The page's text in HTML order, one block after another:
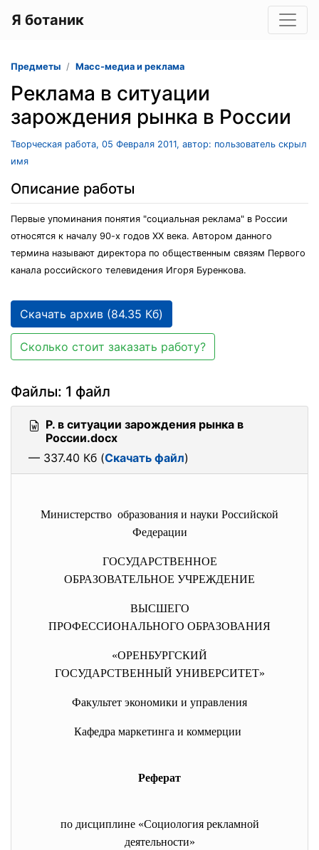
Я ботаник
Предметы Масс-медиа и реклама
Реклама в ситуации
зарождения рынка в России
Творческая работа, 05 Февраля 2011, автор: пользователь скрыл
имя
Описание работы
Первые упоминания понятия "социальная реклама" в России
относятся к началу 90-х годов ХХ века. Автором данного
термина называют директора по общественным связям Первого
канала российского телевидения Игоря Буренкова.
Скачать архив (84.35 Кб)
Сколько стоит заказать работу?
Файлы: 1 файл
Р. в ситуации зарождения рынка в
России.docx
— 337.40 Кб (Скачать файл)
Министерство образования и науки Российской
Федерации
ГОСУДАРСТВЕННОЕ
ОБРАЗОВАТЕЛЬНОЕ УЧРЕЖДЕНИЕ
ВЫСШЕГО
ПРОФЕССИОНАЛЬНОГО ОБРАЗОВАНИЯ
«ОРЕНБУРГСКИЙ
ГОСУДАРСТВЕННЫЙ УНИВЕРСИТЕТ»
Факультет экономики и управления
Кафедра маркетинга и коммерции
Реферат
по дисциплине «Социология рекламной
деятельности»